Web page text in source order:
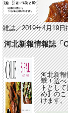
雑誌／2019年4月19日
河北新報情報誌「
河北新
華！選
トとし
め】の
けます。